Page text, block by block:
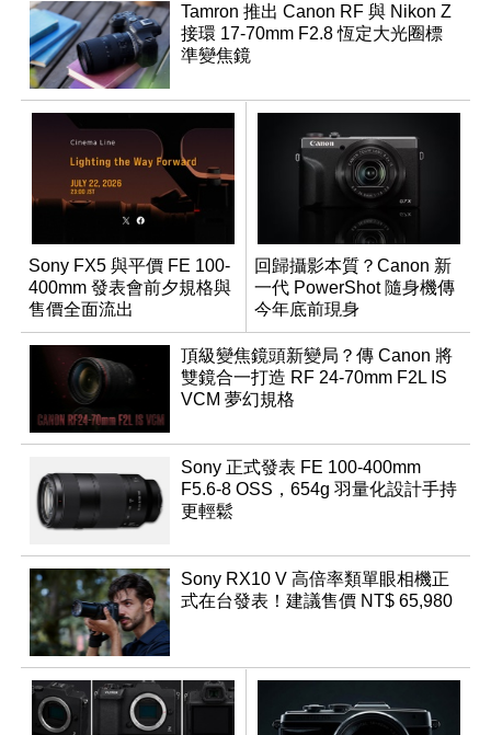
Tamron 推出 Canon RF 與 Nikon Z
接環 17-70mm F2.8 恆定大光圈標
準變焦鏡
Sony FX5 與平價 FE 100-
400mm 發表會前夕規格與
售價全面流出
回歸攝影本質？Canon 新
一代 PowerShot 隨身機傳
今年底前現身
頂級變焦鏡頭新變局？傳 Canon 將
雙鏡合一打造 RF 24-70mm F2L IS
VCM 夢幻規格
Sony 正式發表 FE 100-400mm
F5.6-8 OSS，654g 羽量化設計手持
更輕鬆
Sony RX10 V 高倍率類單眼相機正
式在台發表！建議售價 NT$ 65,980